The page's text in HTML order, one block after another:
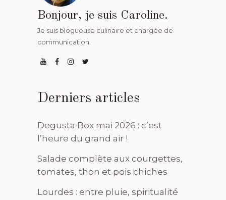
Bonjour, je suis Caroline.
Je suis blogueuse culinaire et chargée de
communication.
Derniers articles
Degusta Box mai 2026 : c’est
l’heure du grand air !
Salade complète aux courgettes,
tomates, thon et pois chiches
Lourdes : entre pluie, spiritualité